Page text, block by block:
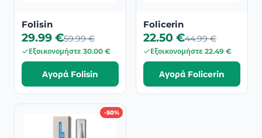
Folisin
29.99 €59.99 €
Εξοικονομήστε 30.00 €
Αγορά Folisin
Folicerin
22.50 €44.99 €
Εξοικονομήστε 22.49 €
Αγορά Folicerin
-50%